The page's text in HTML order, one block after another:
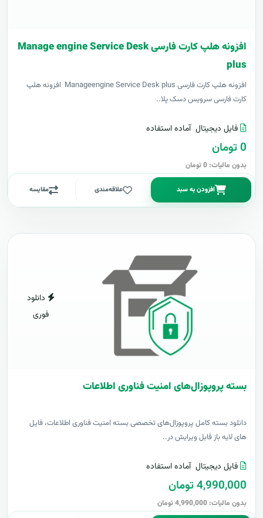
افزونه هلپ کارت فارسی Manage engine Service Desk
plus
افزونه هلپ کارت فارسی Manageengine Service Desk plus افزونه هلپ
کارت فارسی سرویس دسک پلا..
فایل دیجیتال آماده استفاده
0 تومان
بدون مالیات: 0 تومان
افزودن به سبد علاقه‌مندی مقایسه
دانلود
فوری
بسته پروپوزال‌های امنیت فناوری اطلاعات
دانلود بسته کامل پروپوزال‌های تخصصی بسته امنیت فناوری اطلاعات، فایل
های لایه باز قابل ویرایش در..
فایل دیجیتال آماده استفاده
4,990,000 تومان
بدون مالیات: 4,990,000 تومان